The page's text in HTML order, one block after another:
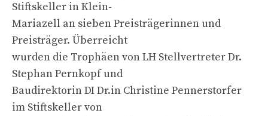
Stiftskeller in Klein-
Mariazell an sieben Preisträgerinnen und
Preisträger. Überreicht
wurden die Trophäen von LH Stellvertreter Dr.
Stephan Pernkopf und
Baudirektorin DI Dr.in Christine Pennerstorfer
im Stiftskeller von